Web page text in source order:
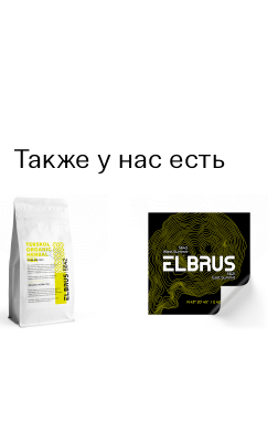
Также у нас есть
Травяной
сбор
«Elbrus
5642»
450 pуб.
Наклейка
«Elbrus.
Rooftop of
Europe»
50 pуб.